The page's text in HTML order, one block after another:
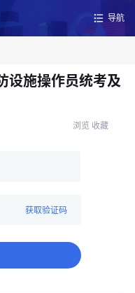
导航
设施操作员统考及
浏览 收藏
获取验证码